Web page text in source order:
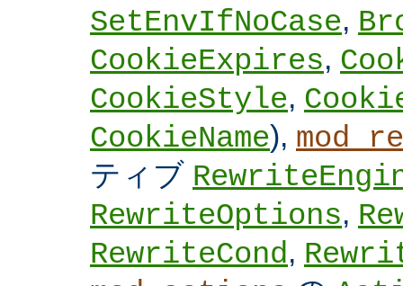
SetEnvIfNoCase,
CookieExpires,
CookieStyle,
CookieName),
ティブ
RewriteOptions,
RewriteCond,